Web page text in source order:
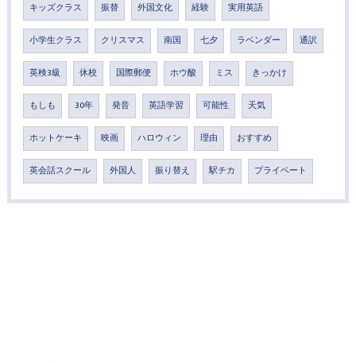
キッズクラス 振替 外国文化 経験 実用英語
小学生クラス クリスマス 南国 七夕 ラベンダー 通訳
英検3級 休校 国際郵便 ホウ酸 ミス きっかけ
もしも 30年 発音 英語学習 可能性 天気
ホットケーキ 映画 ハロウィン 理由 おすすめ
英会話スクール 外国人 振り替え 駅チカ プライベート